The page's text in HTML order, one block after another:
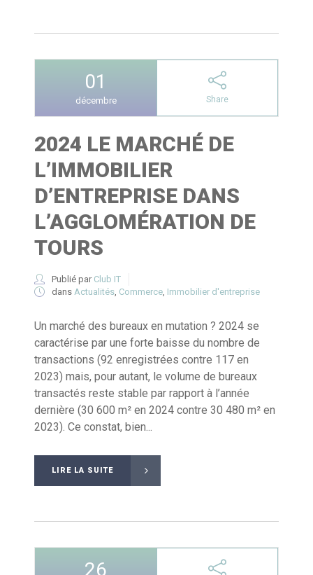
01
décembre Share
2024 LE MARCHÉ DE
L’IMMOBILIER
D’ENTREPRISE DANS
L’AGGLOMÉRATION DE
TOURS
Publié par Club IT
dans Actualités, Commerce, Immobilier d'entreprise
Un marché des bureaux en mutation ? 2024 se
caractérise par une forte baisse du nombre de
transactions (92 enregistrées contre 117 en
2023) mais, pour autant, le volume de bureaux
transactés reste stable par rapport à l’année
dernière (30 600 m² en 2024 contre 30 480 m² en
2023). Ce constat, bien...
LIRE LA SUITE
26